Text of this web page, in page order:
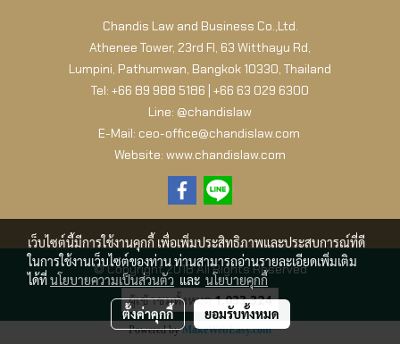
Chandis Law and Business Co.,Ltd.
Athenee Tower, 23rd Fl, 63 Witthayu Rd,
Lumpini, Pathumwan, Bangkok 10330, Thailand
Tel: +66 89 988 5186 | +66 63 029 6300
Line: @chandislaw
E-Mail: ceo-office@chandislaw.com
Website: www.chandislaw.com
© Copyright 2018 All Rights Reserved
ผู้เข้าชมทั้งหมด1,033,324
Powered byMakeWebEasy.com
เว็บไซต์นี้มีการใช้งานคุกกี้ เพื่อเพิ่มประสิทธิภาพและประสบการณ์ที่ดี
ในการใช้งานเว็บไซต์ของท่าน ท่านสามารถอ่านรายละเอียดเพิ่มเติม
ได้ที่นโยบายความเป็นส่วนตัว และ นโยบายคุกกี้
ตั้งค่าคุกกี้ ยอมรับทั้งหมด